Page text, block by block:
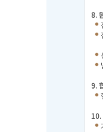
8.
(
9.
10.